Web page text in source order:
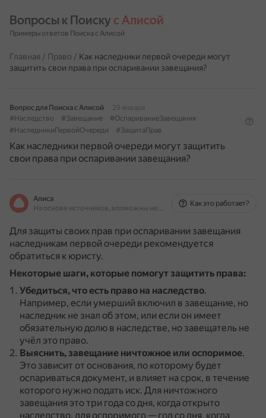
Вопросы к Поиску с Алисой
Примеры ответов Поиска с Алисой
Главная / Право / Как наследники первой очереди могут
защитить свои права при оспаривании завещания?
Вопрос для Поиска с Алисой
29 января
#Наследство
#Завещание
#ОспариваниеЗавещания
#НаследникиПервойОчереди
#ЗащитаПрав
Как наследники первой очереди могут защитить
свои права при оспаривании завещания?
Алиса
На основе источников, возможны неточности
Как это работает?
Для защиты своих прав при оспаривании завещания
наследникам первой очереди рекомендуется
обратиться к юристу.
Некоторые шаги, которые помогут защитить права:
Убедиться, что есть право на наследство.
Например, если умерший включил в завещание, но
наследник не знал об этом, или если он имеет
обязательную долю в наследстве, но завещатель не
учёл это право.
Выяснить, завещание ничтожное или оспоримое.
Это зависит от основания, по которому будет
оспариваться документ, и влияет на срок, в течение
которого нужно подать иск. Для ничтожного
завещания это три года со дня, когда открыто
наследство, для оспоримого — год со дня, когда